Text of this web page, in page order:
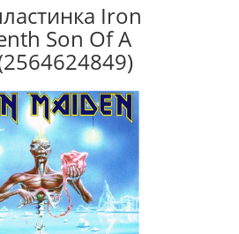
Iron
Son Of A